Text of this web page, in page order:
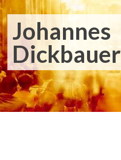
Johannes
Dickbauer